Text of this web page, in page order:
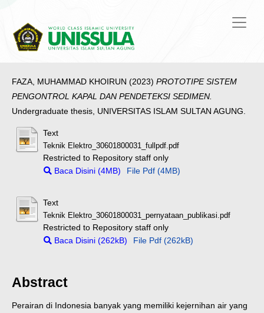
FAZA, MUHAMMAD KHOIRUN (2023) PROTOTIPE SISTEM
PENGONTROL KAPAL DAN PENDETEKSI SEDIMEN.
Undergraduate thesis, UNIVERSITAS ISLAM SULTAN AGUNG.
Text
Teknik Elektro_30601800031_fullpdf.pdf
Restricted to Repository staff only
Baca Disini (4MB)
File Pdf (4MB)
Text
Teknik Elektro_30601800031_pernyataan_publikasi.pdf
Restricted to Repository staff only
Baca Disini (262kB)
File Pdf (262kB)
Abstract
Perairan di Indonesia banyak yang memiliki kejernihan air yang